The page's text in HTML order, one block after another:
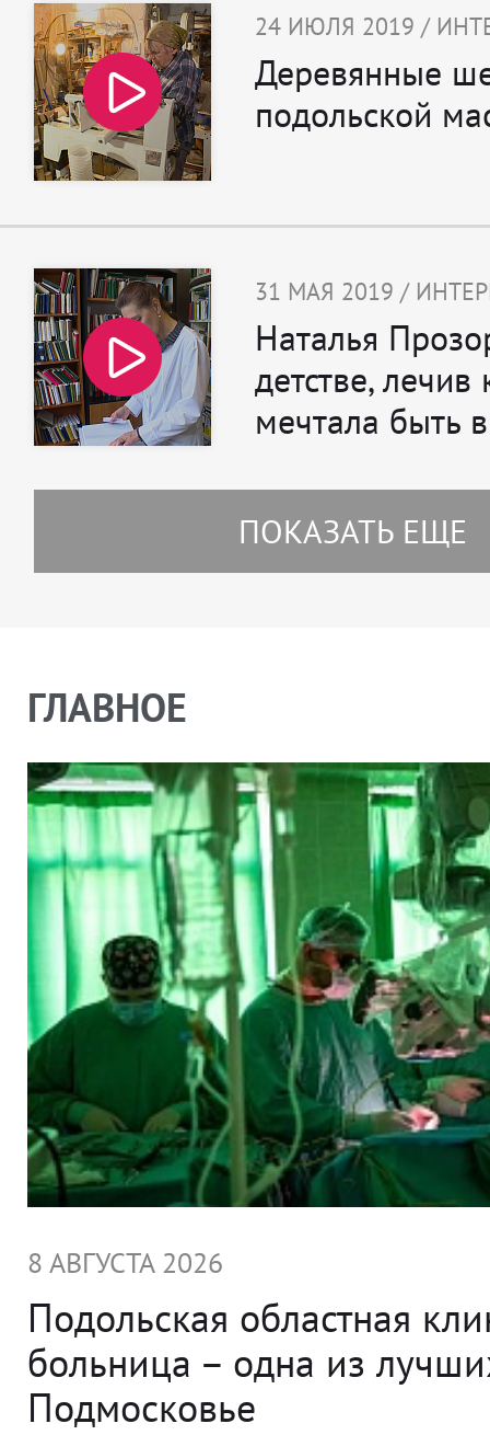
24 ИЮЛЯ 2019 /
Деревянные
подольской
31 МАЯ 2019 /
Наталья
детстве, лечив
мечтала быть
ПОКАЗАТЬ ЕЩЕ
ГЛАВНОЕ
8 АВГУСТА 2026
Подольская областная
больница – одна из
Подмосковье